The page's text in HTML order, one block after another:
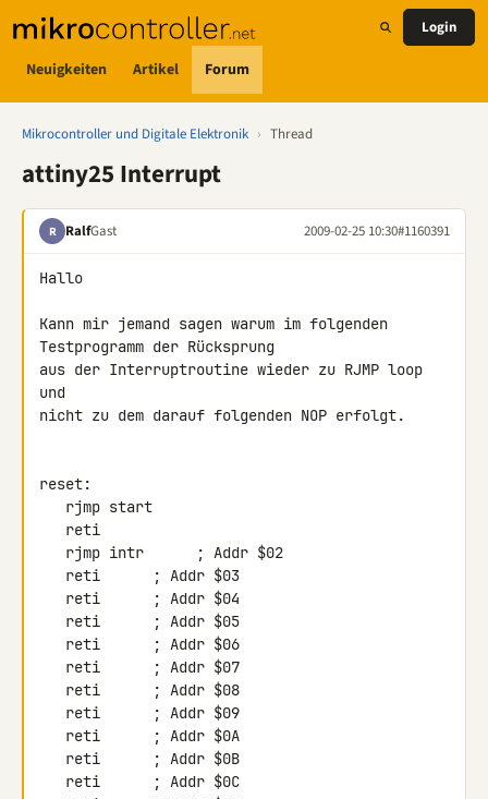
Neuigkeiten Artikel Forum
Login
Mikrocontroller und Digitale Elektronik › Thread
attiny25 Interrupt
R RalfGast 2009-02-25 10:30#1160391
Hallo
Kann mir jemand sagen warum im folgenden
Testprogramm der Rücksprung
aus der Interruptroutine wieder zu RJMP loop
und
nicht zu dem darauf folgenden NOP erfolgt.
reset: